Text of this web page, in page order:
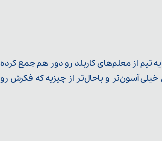
تیم از معلم‌‌های کاربلد رو دور هم جمع کرده
آسون‌تر و باحال‌تر از چیزیه که فکرش رو